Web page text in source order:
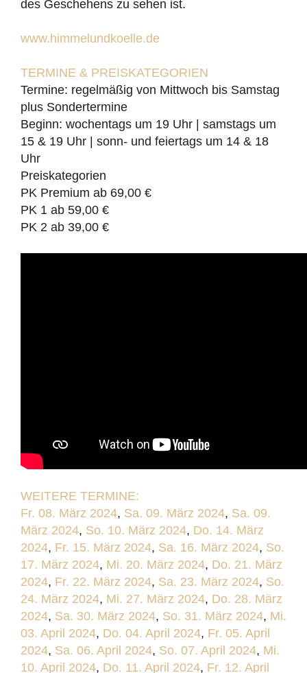
des Geschehens zu sehen ist.
www.himmelundkoelle.de
TERMINE & PREISKATEGORIEN
Termine: regelmäßig von Mittwoch bis Samstag
plus Sondertermine
Beginn: wochentags um 19 Uhr | samstags um
15 & 19 Uhr | sonn- und feiertags um 14 & 18
Uhr
Preiskategorien
PK Premium ab 69,00 €
PK 1 ab 59,00 €
PK 2 ab 39,00 €
WEITERE TERMINE:
Fr. 08. März 2024, Sa. 09. März 2024, Sa. 09.
März 2024, So. 10. März 2024, Do. 14. März
2024, Fr. 15. März 2024, Sa. 16. März 2024, So.
17. März 2024, Mi. 20. März 2024, Do. 21. März
2024, Fr. 22. März 2024, Sa. 23. März 2024, So.
24. März 2024, Mi. 27. März 2024, Do. 28. März
2024, Sa. 30. März 2024, So. 31. März 2024, Mi.
03. April 2024, Do. 04. April 2024, Fr. 05. April
2024, Sa. 06. April 2024, So. 07. April 2024, Mi.
10. April 2024, Do. 11. April 2024, Fr. 12. April